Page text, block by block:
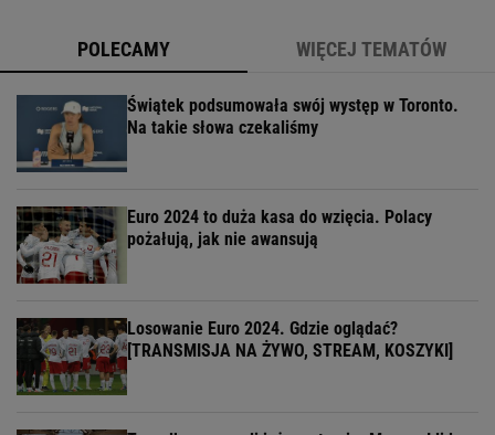
POLECAMY WIĘCEJ TEMATÓW
Świątek podsumowała swój występ w Toronto.
Na takie słowa czekaliśmy
Euro 2024 to duża kasa do wzięcia. Polacy
pożałują, jak nie awansują
Losowanie Euro 2024. Gdzie oglądać?
[TRANSMISJA NA ŻYWO, STREAM, KOSZYKI]